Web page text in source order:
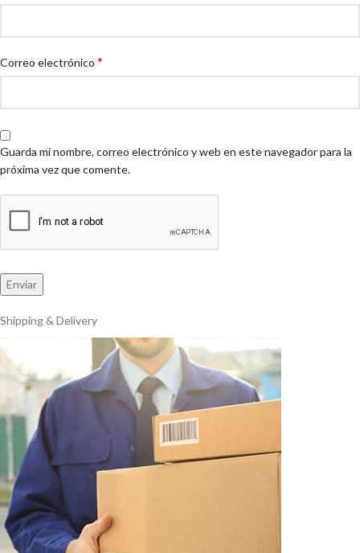
Correo electrónico *
Guarda mi nombre, correo electrónico y web en este navegador para la
próxima vez que comente.
Shipping & Delivery